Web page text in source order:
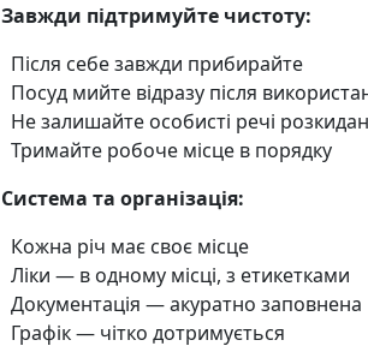
Завжди підтримуйте чистоту:
Після себе завжди прибирайте
Посуд мийте відразу після
Не залишайте особисті речі
Тримайте робоче місце в порядку
Система та організація:
Кожна річ має своє місце
Ліки — в одному місці, з етикетками
Документація — акуратно заповнена
Графік — чітко дотримується